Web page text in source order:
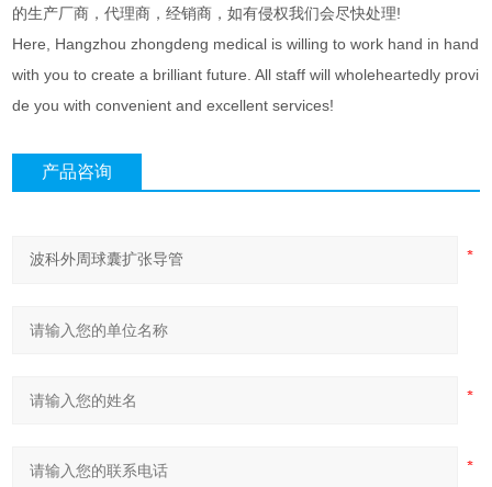
的生产厂商，代理商，经销商，如有侵权我们会尽快处理!
Here, Hangzhou zhongdeng medical is willing to work hand in hand
with you to create a brilliant future. All staff will wholeheartedly provi
de you with convenient and excellent services!
产品咨询